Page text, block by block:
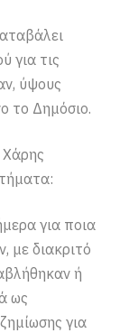
για τις
ύψους
το Δημόσιο.
για ποια
με διακριτό
ή
ως
για